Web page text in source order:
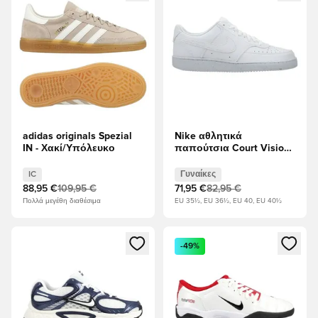
adidas originals Spezial
IN - Χακί/Υπόλευκο
IC
88,95 €109,95 €
Πολλά μεγέθη διαθέσιμα
Nike αθλητικά
παπούτσια Court Vision
Λευκό Γυναίκες
Γυναίκες
71,95 €82,95 €
EU 35½, EU 36½, EU 40, EU 40½
Ανοίγει ένα Modal για να συνδεθείτε ή να εγγραφείτε ως
Ανοίγει ένα Modal για να
-49%